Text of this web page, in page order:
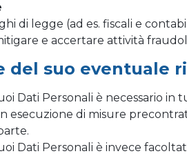
di legge (ad es. fiscali e
e accertare attività
del suo eventuale
Dati Personali è necessario in
esecuzione di misure
Dati Personali è invece